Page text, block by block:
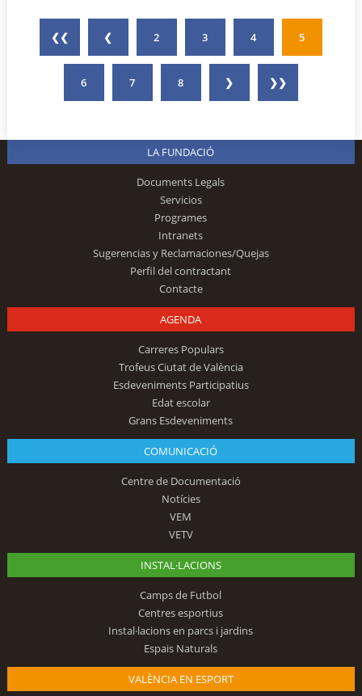
❮❮ ❮ 2 3 4 5
6 7 8 ❯ ❯❯
LA FUNDACIÓ
Documents Legals
Servicios
Programes
Intranets
Sugerencias y Reclamaciones/Quejas
Perfil del contractant
Contacte
AGENDA
Carreres Populars
Trofeus Ciutat de València
Esdeveniments Participatius
Edat escolar
Grans Esdeveniments
COMUNICACIÓ
Centre de Documentació
Notícies
VEM
VETV
INSTAL·LACIONS
Camps de Futbol
Centres esportius
Instal·lacions en parcs i jardins
Espais Naturals
VALÈNCIA EN ESPORT